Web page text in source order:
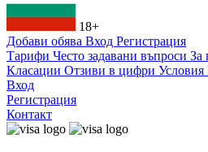
18+
Добави обява Вход Регистрация
Тарифи Често задавани въпроси За
Класации Отзиви в цифри Условия
Вход
Регистрация
Контакт